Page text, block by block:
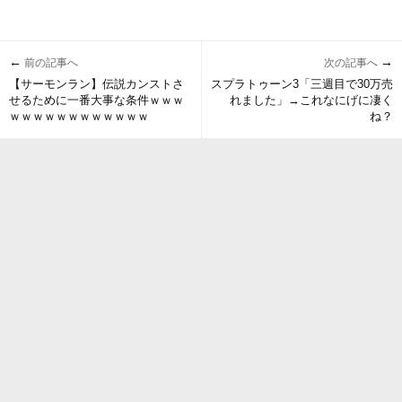
← 前の記事へ
【サーモンラン】伝説カンストさ
せるために一番大事な条件ｗｗｗ
ｗｗｗｗｗｗｗｗｗｗｗｗ
次の記事へ →
スプラトゥーン3「三週目で30万売
れました」→これなにげに凄く
ね？